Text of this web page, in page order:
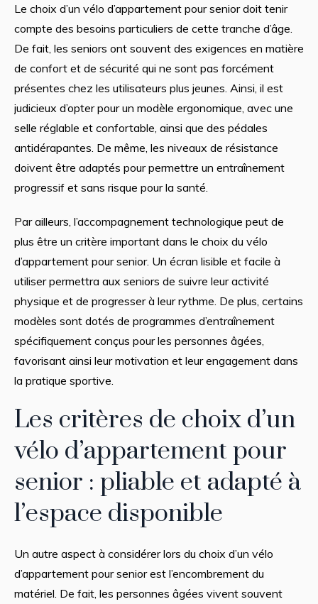
Le choix d’un vélo d’appartement pour senior doit tenir
compte des besoins particuliers de cette tranche d’âge.
De fait, les seniors ont souvent des exigences en matière
de confort et de sécurité qui ne sont pas forcément
présentes chez les utilisateurs plus jeunes. Ainsi, il est
judicieux d’opter pour un modèle ergonomique, avec une
selle réglable et confortable, ainsi que des pédales
antidérapantes. De même, les niveaux de résistance
doivent être adaptés pour permettre un entraînement
progressif et sans risque pour la santé.
Par ailleurs, l’accompagnement technologique peut de
plus être un critère important dans le choix du vélo
d’appartement pour senior. Un écran lisible et facile à
utiliser permettra aux seniors de suivre leur activité
physique et de progresser à leur rythme. De plus, certains
modèles sont dotés de programmes d’entraînement
spécifiquement conçus pour les personnes âgées,
favorisant ainsi leur motivation et leur engagement dans
la pratique sportive.
Les critères de choix d’un
vélo d’appartement pour
senior : pliable et adapté à
l’espace disponible
Un autre aspect à considérer lors du choix d’un vélo
d’appartement pour senior est l’encombrement du
matériel. De fait, les personnes âgées vivent souvent